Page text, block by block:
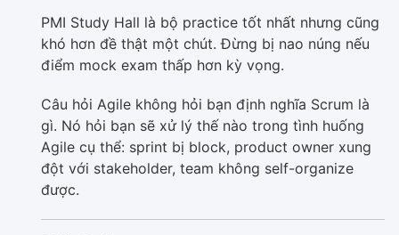
PMI Study Hall là bộ practice tốt nhất nhưng cũng
khó hơn đề thật một chút. Đừng bị nao núng nếu
điểm mock exam thấp hơn kỳ vọng.
Câu hỏi Agile không hỏi bạn định nghĩa Scrum là
gì. Nó hỏi bạn sẽ xử lý thế nào trong tình huống
Agile cụ thể: sprint bị block, product owner xung
đột với stakeholder, team không self-organize
được.